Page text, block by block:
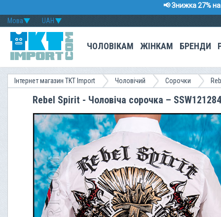
📢 Знижка 27%
UAH
Мова
ЧОЛОВІКАМ ЖІНКАМ БРЕНДИ
Інтернет магазин TKT Import Чоловічий Сорочки
Rebel Spirit - Чоловіча сорочка – SSW121284